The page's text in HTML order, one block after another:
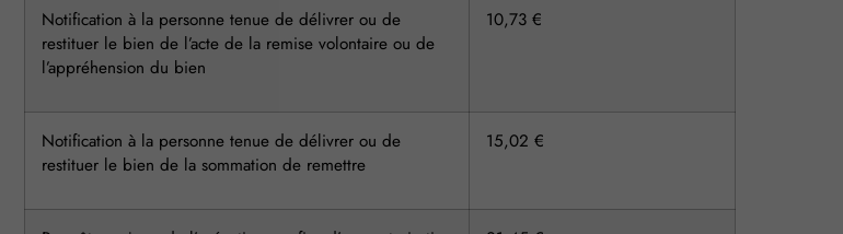
Notification à la personne tenue de délivrer ou de
restituer le bien de l’acte de la remise volontaire ou de
l’appréhension du bien
10,73 €
Notification à la personne tenue de délivrer ou de
restituer le bien de la sommation de remettre
15,02 €